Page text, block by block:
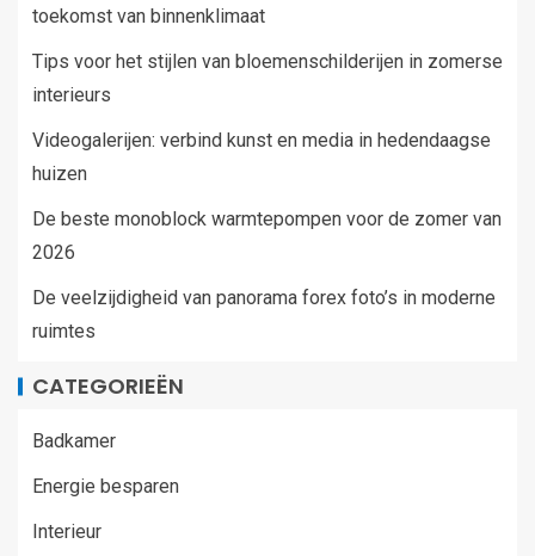
toekomst van binnenklimaat
Tips voor het stijlen van bloemenschilderijen in zomerse
interieurs
Videogalerijen: verbind kunst en media in hedendaagse
huizen
De beste monoblock warmtepompen voor de zomer van
2026
De veelzijdigheid van panorama forex foto’s in moderne
ruimtes
CATEGORIEËN
Badkamer
Energie besparen
Interieur